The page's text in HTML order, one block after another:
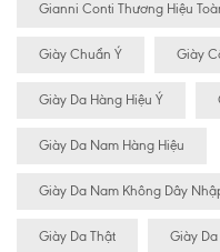
Gianni Conti Thương Hiệu
Giày Chuẩn Ý Giày
Giày Da Hàng Hiệu Ý
Giày Da Nam Hàng Hiệu
Giày Da Nam Không Dây
Giày Da Thật Giày Da